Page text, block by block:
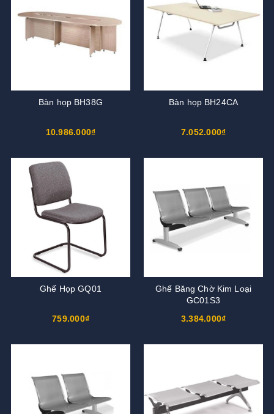
Bàn họp BH38G
10.986.000₫
Bàn họp BH24CA
7.052.000₫
Ghế Họp GQ01
759.000₫
Ghế Băng Chờ Kim Loại
GC01S3
3.384.000₫